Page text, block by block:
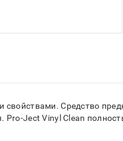
Средство
Pro-Ject Vinyl Clean